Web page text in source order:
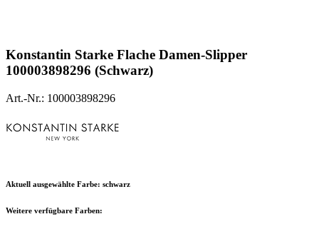
Konstantin Starke Flache Damen-Slipper
100003898296 (Schwarz)
Art.-Nr.: 100003898296
Aktuell ausgewählte Farbe: schwarz
Weitere verfügbare Farben: